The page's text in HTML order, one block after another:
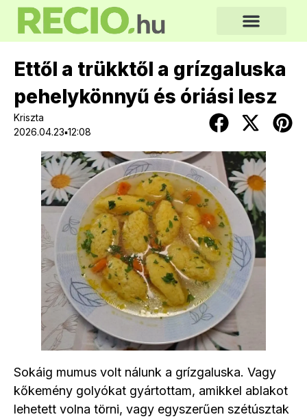
Ettől a trükktől a grízgaluska
pehelykönnyű és óriási lesz
Kriszta
2026.04.23▪12:08
Sokáig mumus volt nálunk a grízgaluska. Vagy
kőkemény golyókat gyártottam, amikkel ablakot
lehetett volna törni, vagy egyszerűen szétúsztak